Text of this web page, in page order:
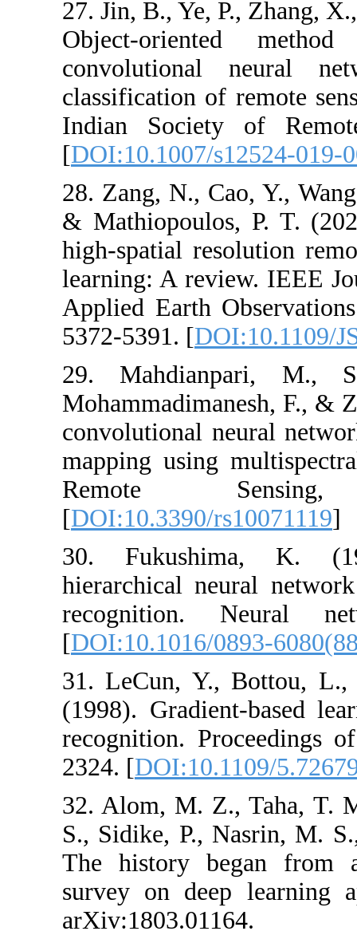
27. Jin, B., Ye,
Object-
classification
Indian
[DOI:10.1007/
28. Zang, N.,
&
high-spatial
learning: A
Applied Earth
5372-5391. [
29.
convolutional
mapping
[DOI:10.3390/
30.
hierarchical
[DOI:10.1016/
31. LeCun,
(1998).
recognition.
2324. [
32. Alom, M.
S., Sidike, P.,
The history
survey on